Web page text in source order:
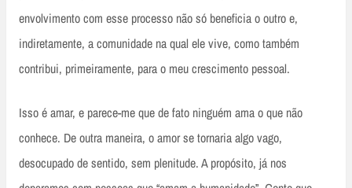
envolvimento com esse processo não só beneficia o outro e,
indiretamente, a comunidade na qual ele vive, como também
contribui, primeiramente, para o meu crescimento pessoal.
Isso é amar, e parece-me que de fato ninguém ama o que não
conhece. De outra maneira, o amor se tornaria algo vago,
desocupado de sentido, sem plenitude. A propósito, já nos